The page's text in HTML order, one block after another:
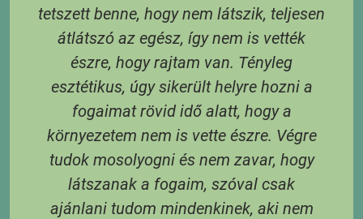
tetszett benne, hogy nem látszik, teljesen
átlátszó az egész, így nem is vették
észre, hogy rajtam van. Tényleg
esztétikus, úgy sikerült helyre hozni a
fogaimat rövid idő alatt, hogy a
környezetem nem is vette észre. Végre
tudok mosolyogni és nem zavar, hogy
látszanak a fogaim, szóval csak
ajánlani tudom mindenkinek, aki nem